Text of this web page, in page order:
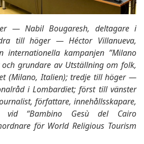
— Nabil Bougaresh, deltagare i
till höger — Héctor Villanueva,
internationella kampanjen ”Milano
grundare av Utställning om folk,
(Milano, Italien); tredje till höger —
i Lombardiet; först till vänster
författare, innehållsskapare,
vid “Bambino Gesù del Cairo
för World Religious Tourism